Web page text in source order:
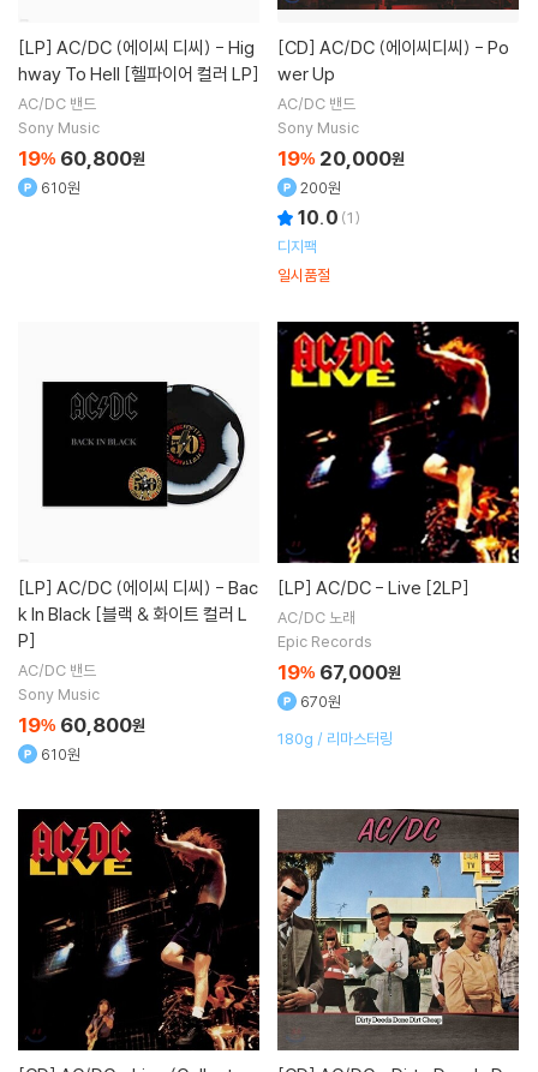
[LP] AC/DC (에이씨 디씨) - Hig
hway To Hell [헬파이어 컬러 LP]
AC/DC 밴드
Sony Music
19% 60,800원
610원
[CD] AC/DC (에이씨디씨) - Po
wer Up
AC/DC 밴드
Sony Music
19% 20,000원
200원
10.0 (1)
디지팩
일시품절
[LP] AC/DC (에이씨 디씨) - Bac
k In Black [블랙 & 화이트 컬러 L
P]
AC/DC 밴드
Sony Music
19% 60,800원
610원
[LP] AC/DC - Live [2LP]
AC/DC 노래
Epic Records
19% 67,000원
670원
180g / 리마스터링